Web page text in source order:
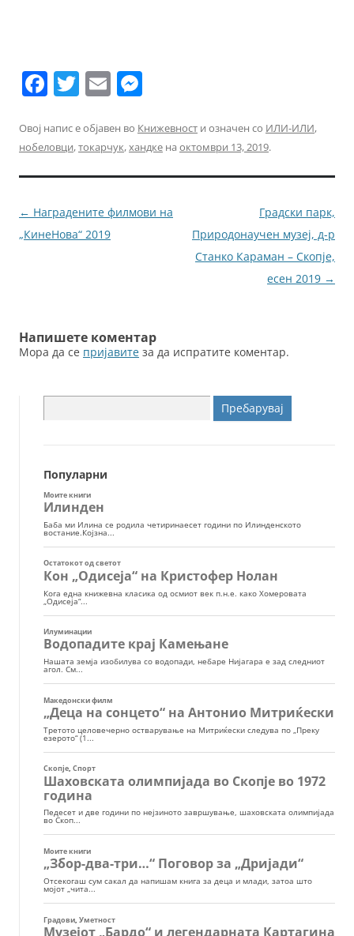
F
c
e
b
o
o
T
itt
er
E
ai
l
ss
e
n
g
Овој напис е објавен во Книжевност и означен со ИЛИ-ИЛИ,
нобеловци,токарчук,хандке на октомври 13, 2019.
Навигација
за
← Наградените филмови на
„КинеНова“ 2019
Градски парк,
Природонаучен музеј, д-р
Станко Караман – Скопје,
есен 2019 →
Напишете коментар
Мора да се пријавите за да испратите коментар.
за:
Популарни